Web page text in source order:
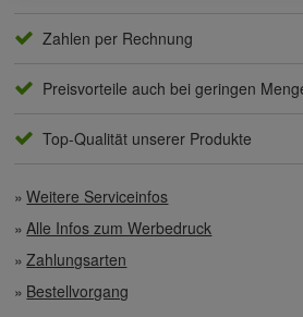
Zahlen per Rechnung
Preisvorteile auch bei geringen
Top-Qualität unserer Produkte
Weitere Serviceinfos
Alle Infos zum Werbedruck
Zahlungsarten
Bestellvorgang